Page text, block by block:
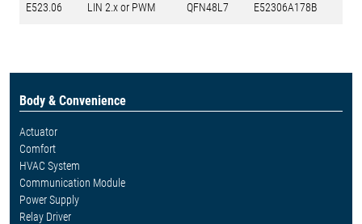
E523.06 LIN 2.x or PWM QFN48L7 E52306A178B
Body & Convenience
Actuator
Comfort
HVAC System
Communication Module
Power Supply
Relay Driver